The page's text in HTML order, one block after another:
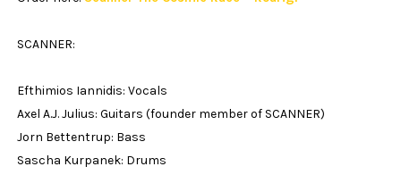
SCANNER:
Efthimios Iannidis: Vocals
Axel A.J. Julius: Guitars (founder member of SCANNER)
Jorn Bettentrup: Bass
Sascha Kurpanek: Drums